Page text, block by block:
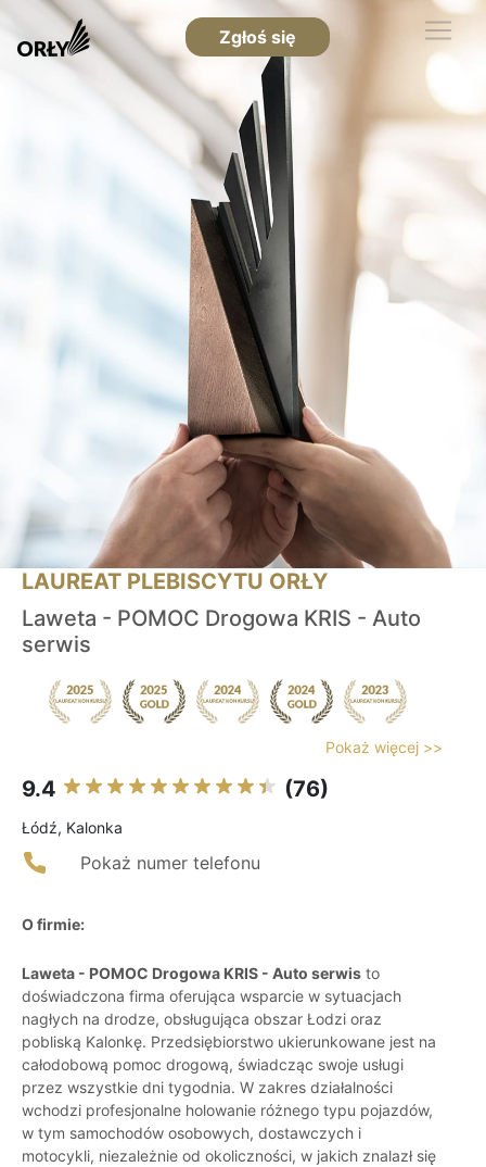
Zgłoś się
LAUREAT PLEBISCYTU ORŁY
Laweta - POMOC Drogowa KRIS - Auto
serwis
Pokaż więcej >>
9.4 (76)
Łódź, Kalonka
Pokaż numer telefonu
O firmie:
Laweta - POMOC Drogowa KRIS - Auto serwis to
doświadczona firma oferująca wsparcie w sytuacjach
nagłych na drodze, obsługująca obszar Łodzi oraz
pobliską Kalonkę. Przedsiębiorstwo ukierunkowane jest na
całodobową pomoc drogową, świadcząc swoje usługi
przez wszystkie dni tygodnia. W zakres działalności
wchodzi profesjonalne holowanie różnego typu pojazdów,
w tym samochodów osobowych, dostawczych i
motocykli, niezależnie od okoliczności, w jakich znalazł się